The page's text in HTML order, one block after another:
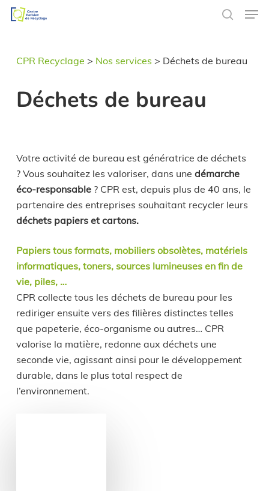
Skip
CPR Recyclage > Nos services > Déchets de bureau
Déchets de bureau
Votre activité de bureau est génératrice de déchets
? Vous souhaitez les valoriser, dans unedémarche
éco-responsable ? CPR est, depuis plus de 40 ans, le
partenaire des entreprises souhaitant recycler leurs
déchets papiers et cartons.
Papiers tous formats, mobiliers obsolètes, matériels
informatiques, toners, sources lumineuses en fin de
vie, piles, …
CPR collecte tous les déchets de bureau pour les
rediriger ensuite vers des filières distinctes telles
que papeterie, éco-organisme ou autres… CPR
valorise la matière, redonne aux déchets une
seconde vie, agissant ainsi pour le développement
durable, dans le plus total respect de
l’environnement.